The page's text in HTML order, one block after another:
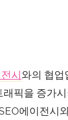
시 와의 협업
픽을 증가
에이전시